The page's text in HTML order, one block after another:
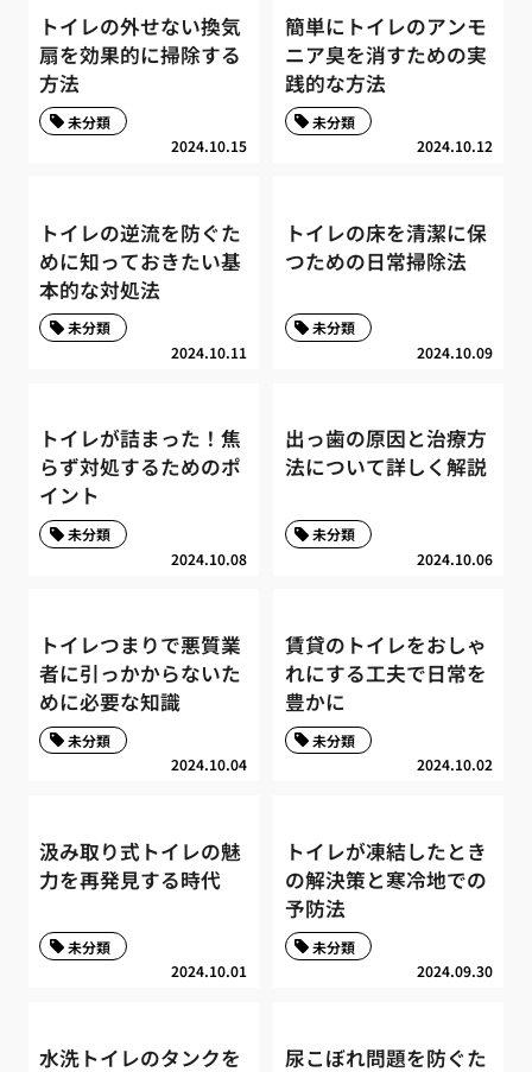
トイレの外せない換気
扇を効果的に掃除する
方法
2024.10.15
未分類
簡単にトイレのアンモ
ニア臭を消すための実
践的な方法
2024.10.12
未分類
トイレの逆流を防ぐた
めに知っておきたい基
本的な対処法
2024.10.11
未分類
トイレの床を清潔に保
つための日常掃除法
2024.10.09
未分類
トイレが詰まった！焦
らず対処するためのポ
イント
2024.10.08
未分類
出っ歯の原因と治療方
法について詳しく解説
2024.10.06
未分類
トイレつまりで悪質業
者に引っかからないた
めに必要な知識
2024.10.04
未分類
賃貸のトイレをおしゃ
れにする工夫で日常を
豊かに
2024.10.02
未分類
汲み取り式トイレの魅
力を再発見する時代
2024.10.01
未分類
トイレが凍結したとき
の解決策と寒冷地での
予防法
2024.09.30
未分類
水洗トイレのタンクを
尿こぼれ問題を防ぐた